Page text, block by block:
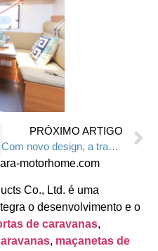
PRÓXIMO ARTIGO
Com novo design, a trava de botão de pressão sem chave 5100/5100-2 para veículos recreativos
motorhome.com
Co., Ltd. é uma
o desenvolvimento e o
de caravanas,
, maçanetas de